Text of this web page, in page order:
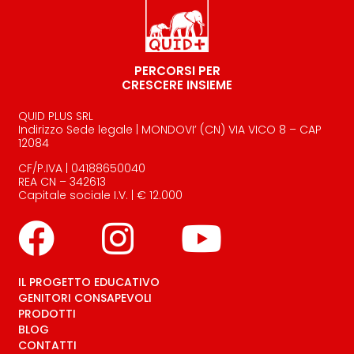
PERCORSI PER
CRESCERE INSIEME
QUID PLUS SRL
Indirizzo Sede legale | MONDOVI’ (CN) VIA VICO 8 – CAP
12084
CF/P.IVA | 04188650040
REA CN – 342613
Capitale sociale I.V. | € 12.000
IL PROGETTO EDUCATIVO
GENITORI CONSAPEVOLI
PRODOTTI
BLOG
CONTATTI